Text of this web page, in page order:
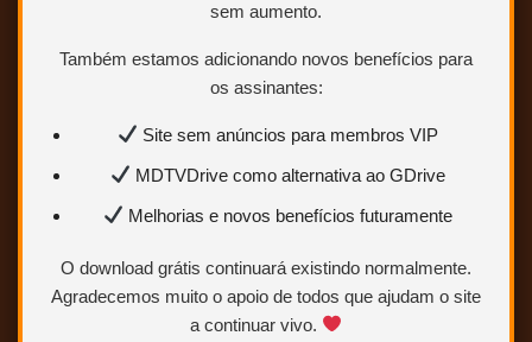
sem aumento.
Também estamos adicionando novos benefícios para
os assinantes:
Site sem anúncios para membros VIP
MDTVDrive como alternativa ao GDrive
Melhorias e novos benefícios futuramente
O download grátis continuará existindo normalmente.
Agradecemos muito o apoio de todos que ajudam o site
a continuar vivo.
Mais velocidade
Quero ser VIP
agora
Para saber como ser
Colaborador VIP.Clique AQUI.
Usuários Vip baixam direto do